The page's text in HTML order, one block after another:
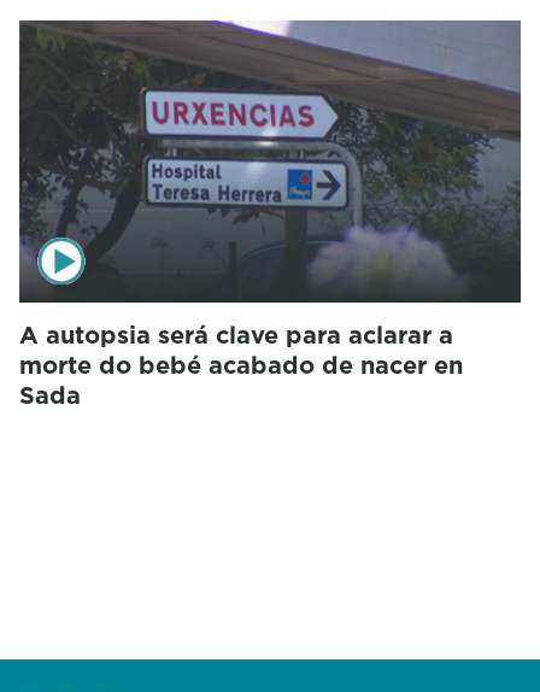
A autopsia será clave para aclarar a
morte do bebé acabado de nacer en
Sada